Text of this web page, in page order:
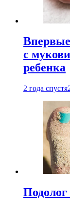
с
ребенка
2 года спустя